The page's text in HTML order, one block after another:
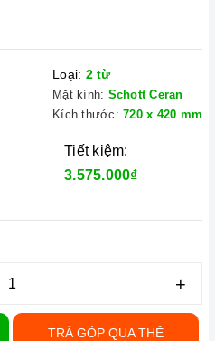
Loại: 2 từ
Mặt kính: Schott Ceran
Kích thước: 720 x 420 mm
Tiết kiệm:
3.575.000₫
+
TRẢ GÓP QUA THẺ